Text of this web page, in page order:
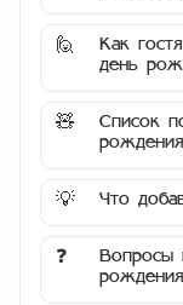
🙋
Как
день
🧸
Список
рождения
💡 Что
❓
Вопросы
рождения